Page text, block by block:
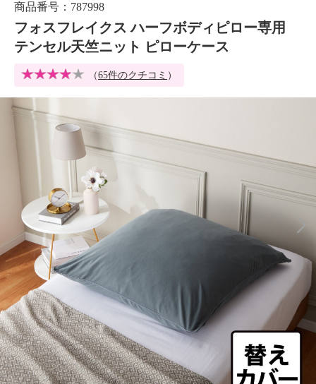
商品番号：787998
フォスフレイクス ハーフボディピロー専用
テンセル天竺ニット ピローケース
（65件のクチコミ ）